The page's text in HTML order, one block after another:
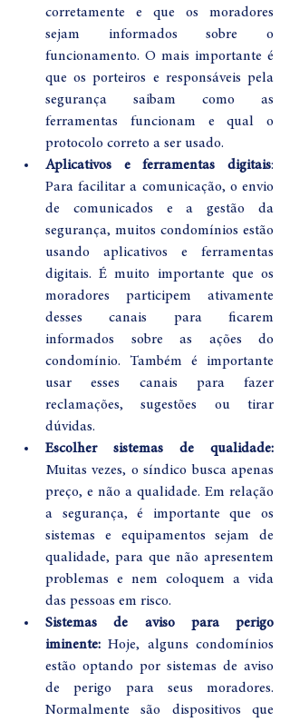
corretamente e que os moradores
sejam informados sobre o
funcionamento. O mais importante é
que os porteiros e responsáveis pela
segurança saibam como as
ferramentas funcionam e qual o
protocolo correto a ser usado.
Aplicativos e ferramentas digitais:
Para facilitar a comunicação, o envio
de comunicados e a gestão da
segurança, muitos condomínios estão
usando aplicativos e ferramentas
digitais. É muito importante que os
moradores participem ativamente
desses canais para ficarem
informados sobre as ações do
condomínio. Também é importante
usar esses canais para fazer
reclamações, sugestões ou tirar
dúvidas.
Escolher sistemas de qualidade:
Muitas vezes, o síndico busca apenas
preço, e não a qualidade. Em relação
a segurança, é importante que os
sistemas e equipamentos sejam de
qualidade, para que não apresentem
problemas e nem coloquem a vida
das pessoas em risco.
Sistemas de aviso para perigo
iminente: Hoje, alguns condomínios
estão optando por sistemas de aviso
de perigo para seus moradores.
Normalmente são dispositivos que